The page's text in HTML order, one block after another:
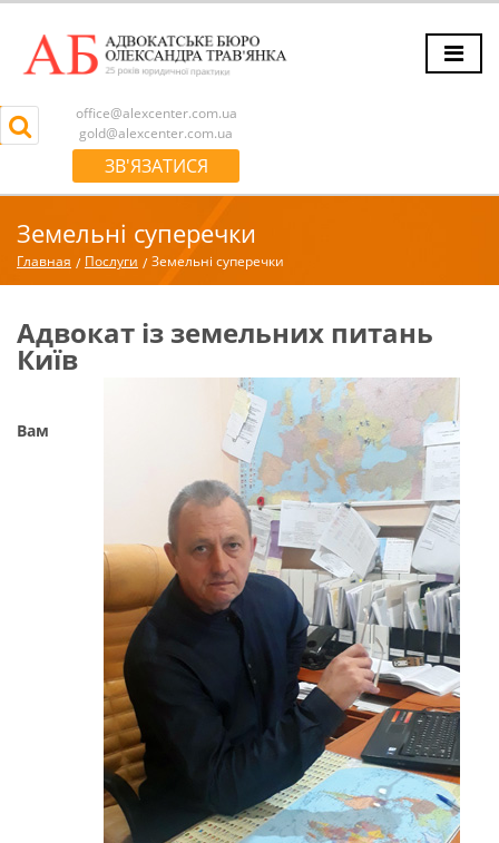
office@alexcenter.com.ua
gold@alexcenter.com.ua
ЗВ'ЯЗАТИСЯ
Земельні суперечки
Главная Послуги Земельні суперечки
Адвокат із земельних питань
Київ
Вам